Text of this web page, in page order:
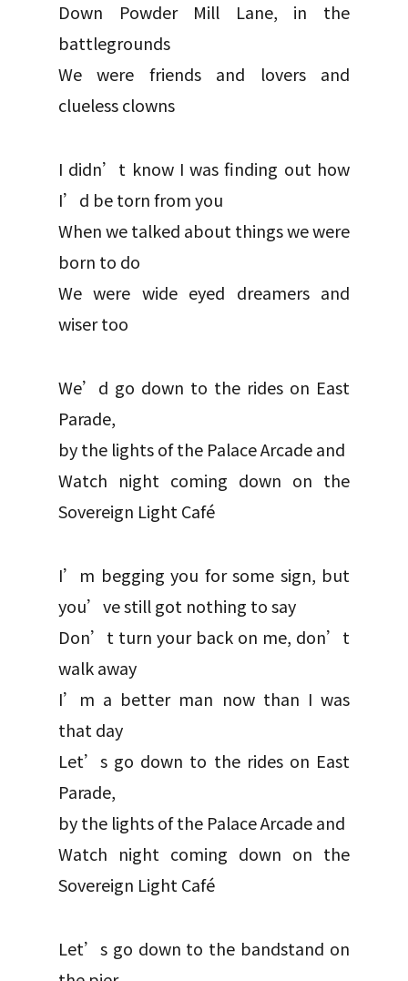
Down Powder Mill Lane, in the
battlegrounds
We were friends and lovers and
clueless clowns
I didn’t know I was finding out how
I’d be torn from you
When we talked about things we were
born to do
We were wide eyed dreamers and
wiser too
We’d go down to the rides on East
Parade,
by the lights of the Palace Arcade and
Watch night coming down on the
Sovereign Light Café
I’m begging you for some sign, but
you’ve still got nothing to say
Don’t turn your back on me, don’t
walk away
I’m a better man now than I was
that day
Let’s go down to the rides on East
Parade,
by the lights of the Palace Arcade and
Watch night coming down on the
Sovereign Light Café
Let’s go down to the bandstand on